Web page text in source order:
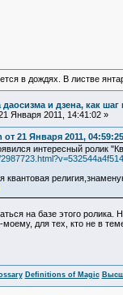
в дождях. В листве
и дзена, как
Января 2011, 14:41:02 »
от 21 Января 2011, 04:59:25
интересный ролик
квантовая
на базе этого ролика.
для тех, кто не в
Definitions of Magic